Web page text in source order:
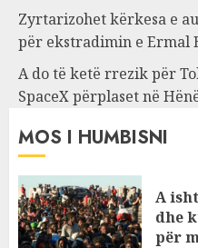
Zyrtarizohet kërkesa e
për ekstradimin e Ermal
A do të ketë rrezik për
SpaceX përplaset në
MOS I HUMBISNI
A
dhe
për